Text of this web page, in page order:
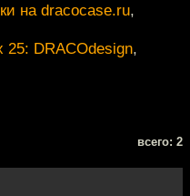
на dracocase.ru,
25: DRACOdesign,
всего: 2